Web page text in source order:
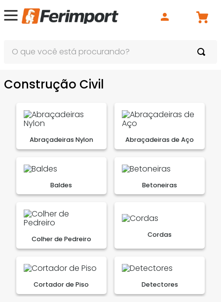
Construção Civil
Abraçadeiras Nylon Abraçadeiras de Aço
Baldes Betoneiras
Colher de Pedreiro
Cordas
Cortador de Piso Detectores